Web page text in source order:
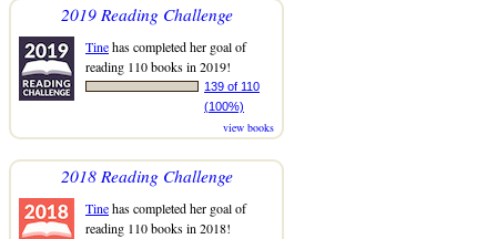
2019 Reading Challenge
Tinehas completed her goal of
reading 110 books in 2019!
139 of 110
(100%)
view books
2018 Reading Challenge
Tinehas completed her goal of
reading 110 books in 2018!